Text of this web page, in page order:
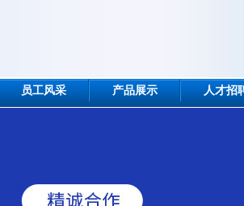
员工风采 产品展示 人才招